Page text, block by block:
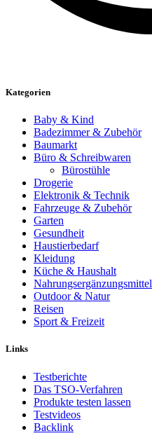
Kategorien
Baby & Kind
Badezimmer & Zubehör
Baumarkt
Büro & Schreibwaren
Bürostühle
Drogerie
Elektronik & Technik
Fahrzeuge & Zubehör
Garten
Gesundheit
Haustierbedarf
Kleidung
Küche & Haushalt
Nahrungsergänzungsmittel
Outdoor & Natur
Reisen
Sport & Freizeit
Links
Testberichte
Das TSO-Verfahren
Produkte testen lassen
Testvideos
Backlink